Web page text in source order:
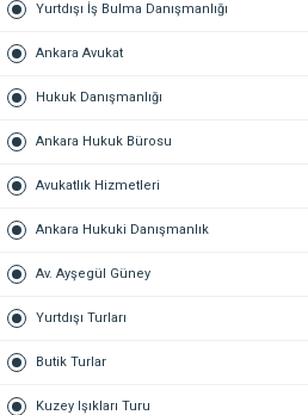
Yurtdışı İş Bulma Danışmanlığı
Ankara Avukat
Hukuk Danışmanlığı
Ankara Hukuk Bürosu
Avukatlık Hizmetleri
Ankara Hukuki Danışmanlık
Av. Ayşegül Güney
Yurtdışı Turları
Butik Turlar
Kuzey Işıkları Turu